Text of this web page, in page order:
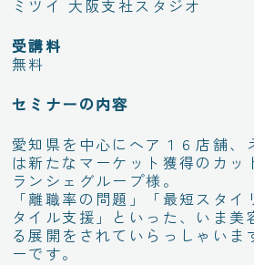
ミツイ 大阪支社スタジオ
受講料
無料
セミナーの内容
愛知県を中心にヘア１６店舗
は新たなマーケット獲得のカ
ランシェグループ様。
「離職率の問題」「最短スタ
タイル支援」といった、いま
る展開をされていらっしゃい
ーです。